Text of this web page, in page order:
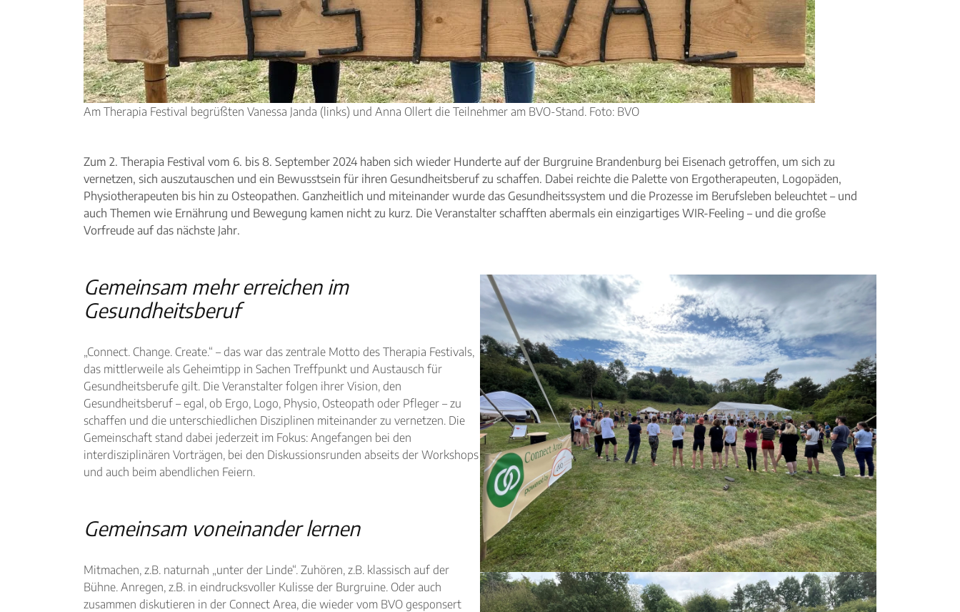
Am Therapia Festival begrüßten Vanessa Janda (links) und Anna Ollert die Teilnehmer am BVO-Stand. Foto: BVO
Zum 2. Therapia Festival vom 6. bis 8. September 2024 haben sich wieder Hunderte auf der Burgruine Brandenburg bei Eisenach getroffen, um sich zu
vernetzen, sich auszutauschen und ein Bewusstsein für ihren Gesundheitsberuf zu schaffen. Dabei reichte die Palette von Ergotherapeuten, Logopäden,
Physiotherapeuten bis hin zu Osteopathen. Ganzheitlich und miteinander wurde das Gesundheitssystem und die Prozesse im Berufsleben beleuchtet – und
auch Themen wie Ernährung und Bewegung kamen nicht zu kurz. Die Veranstalter schafften abermals ein einzigartiges WIR-Feeling – und die große
Vorfreude auf das nächste Jahr.
Gemeinsam mehr erreichen im
Gesundheitsberuf
„Connect. Change. Create.“ – das war das zentrale Motto des Therapia Festivals,
das mittlerweile als Geheimtipp in Sachen Treffpunkt und Austausch für
Gesundheitsberufe gilt. Die Veranstalter folgen ihrer Vision, den
Gesundheitsberuf – egal, ob Ergo, Logo, Physio, Osteopath oder Pfleger – zu
schaffen und die unterschiedlichen Disziplinen miteinander zu vernetzen. Die
Gemeinschaft stand dabei jederzeit im Fokus: Angefangen bei den
interdisziplinären Vorträgen, bei den Diskussionsrunden abseits der Workshops
und auch beim abendlichen Feiern.
Gemeinsam voneinander lernen
Mitmachen, z.B. naturnah „unter der Linde“. Zuhören, z.B. klassisch auf der
Bühne. Anregen, z.B. in eindrucksvoller Kulisse der Burgruine. Oder auch
zusammen diskutieren in der Connect Area, die wieder vom BVO gesponsert